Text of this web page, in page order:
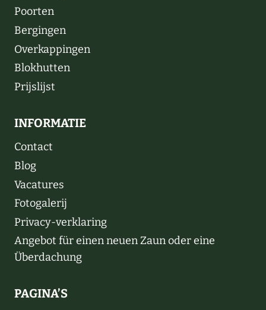
Poorten
Bergingen
Overkappingen
Blokhutten
Prijslijst
INFORMATIE
Contact
Blog
Vacatures
Fotogalerij
Privacy-verklaring
Angebot für einen neuen Zaun oder eine
Überdachung
PAGINA’S